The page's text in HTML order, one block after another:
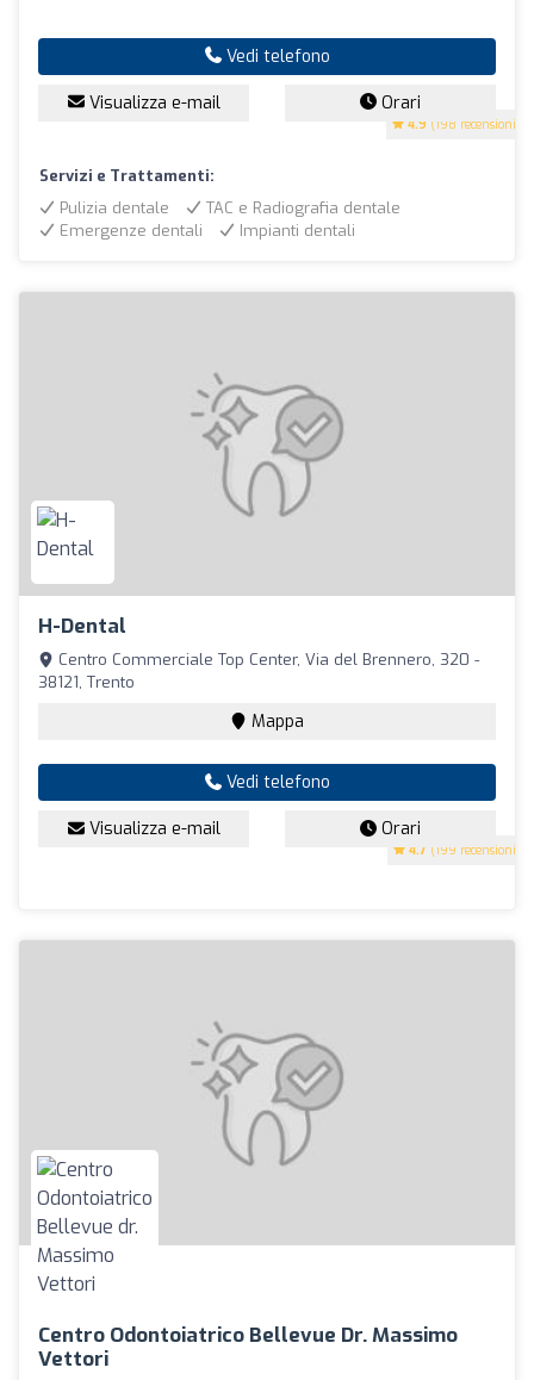
4.9 (198 recensioni)
Vedi telefono
Visualizza e-mail Orari
Servizi e Trattamenti:
Pulizia dentale
TAC e Radiografia dentale
Emergenze dentali
Impianti dentali
H-Dental
4.7 (199 recensioni)
Centro Commerciale Top Center, Via del Brennero, 320 -
38121, Trento
Mappa
Vedi telefono
Visualizza e-mail Orari
Centro Odontoiatrico Bellevue Dr. Massimo
Vettori